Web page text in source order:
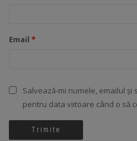
Email *
Salvează-mi numele, emailul
pentru data viitoare când o să